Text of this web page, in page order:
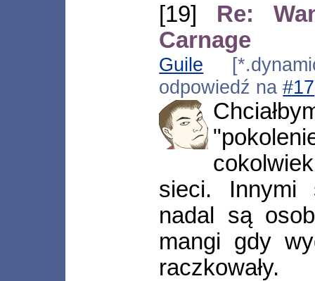
[19] Re:
Carnage
Guile
odpowiedź na#17
sieci. Innymi
nadal są
mangi gdy
raczkowały.